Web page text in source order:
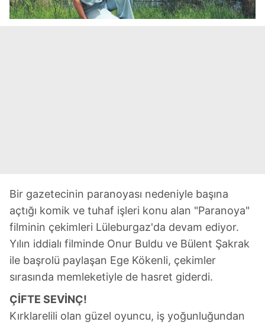
Bir gazetecinin paranoyası nedeniyle başına
açtığı komik ve tuhaf işleri konu alan "Paranoya"
filminin çekimleri Lüleburgaz'da devam ediyor.
Yılın iddialı filminde Onur Buldu ve Bülent Şakrak
ile başrolü paylaşan Ege Kökenli, çekimler
sırasında memleketiyle de hasret giderdi.
ÇİFTE SEVİNÇ!
Kırklarelili olan güzel oyuncu, iş yoğunluğundan